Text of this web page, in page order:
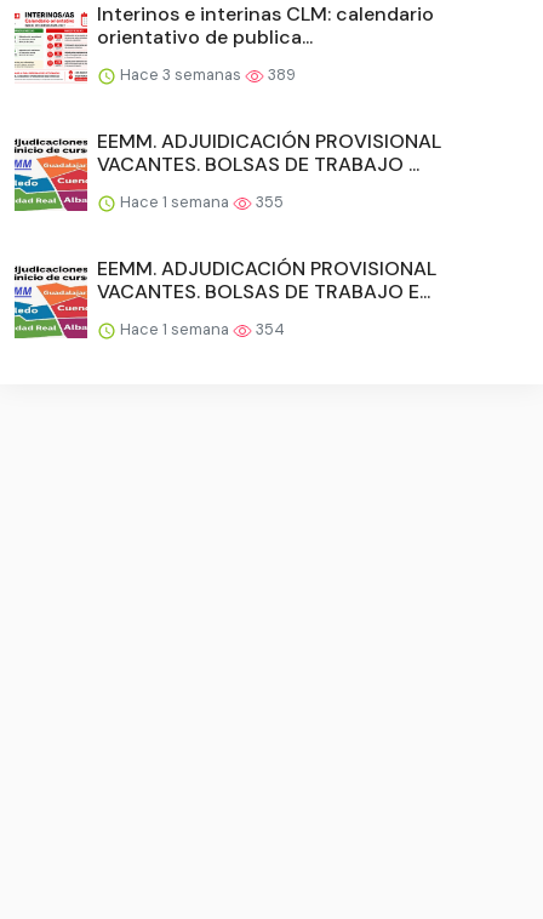
Interinos e interinas CLM: calendario
orientativo de publica...
Hace 3 semanas 389
EEMM. ADJUIDICACIÓN PROVISIONAL
VACANTES. BOLSAS DE TRABAJO ...
Hace 1 semana 355
EEMM. ADJUDICACIÓN PROVISIONAL
VACANTES. BOLSAS DE TRABAJO E...
Hace 1 semana 354